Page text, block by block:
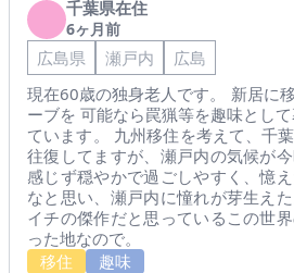
千葉県在住
6ヶ月前
広島県 瀬戸内
広島
現在60歳の独身老人です。 新居に
ーブを 可能なら罠猟等を趣味とし
ています。 九州移住を考えて、千
往復してますが、瀬戸内の気候が
感じず穏やかで過ごしやすく、憶
なと思い、瀬戸内に憧れが芽生え
イチの傑作だと思っているこの世
った地なので。
移住
趣味